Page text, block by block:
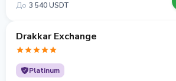
До 3 540 USDT
Drakkar Exchange
Platinum